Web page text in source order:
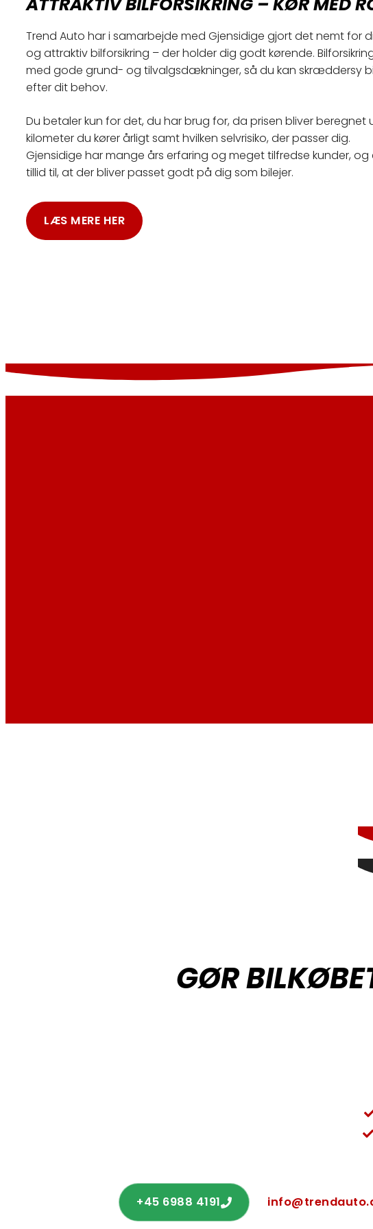
Trend Auto har i samarbejde med Gjensidige gjort det nemt for
og attraktiv bilforsikring – der holder dig godt kørende.
med gode grund- og tilvalgsdækninger, så du kan skræddersy
efter dit behov.
Du betaler kun for det, du har brug for, da prisen bliver
kilometer du kører årligt samt hvilken selvrisiko, der passer dig.
Gjensidige har mange års erfaring og meget tilfredse kunder,
tillid til, at der bliver passet godt på dig som bilejer.
LÆS MERE HER
GØR
+45 6988 4191